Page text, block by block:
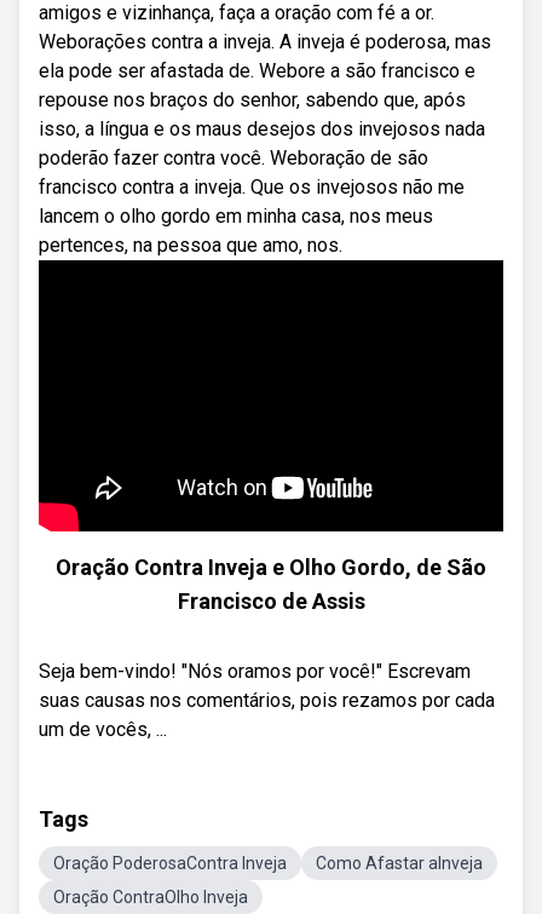
amigos e vizinhança, faça a oração com fé a or.
Weborações contra a inveja. A inveja é poderosa, mas
ela pode ser afastada de. Webore a são francisco e
repouse nos braços do senhor, sabendo que, após
isso, a língua e os maus desejos dos invejosos nada
poderão fazer contra você. Weboração de são
francisco contra a inveja. Que os invejosos não me
lancem o olho gordo em minha casa, nos meus
pertences, na pessoa que amo, nos.
Oração Contra Inveja e Olho Gordo, de São
Francisco de Assis
Seja bem-vindo! "Nós oramos por você!" Escrevam
suas causas nos comentários, pois rezamos por cada
um de vocês, ...
Tags
Oração PoderosaContra Inveja
Como Afastar aInveja
Oração ContraOlho Inveja